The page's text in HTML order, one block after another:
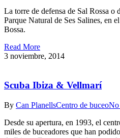
La torre de defensa de Sal Rossa o
Parque Natural de Ses Salines, en
Bossa.
Read More
3 noviembre, 2014
Scuba Ibiza & Vellmarí
By Can PlanellsCentro de buceoNo
Desde su apertura, en 1993, el
miles de buceadores que han